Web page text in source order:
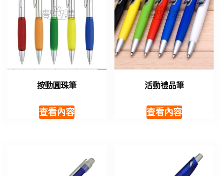
按動圓珠筆
查看內容
活動禮品筆
查看內容